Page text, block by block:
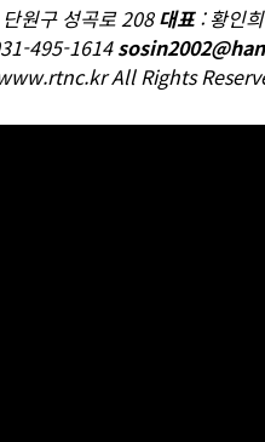
퍼, 안전밸브, 압력스위치, 차
원구 성곡로 208대표: 황인희
495-1614
All Rights